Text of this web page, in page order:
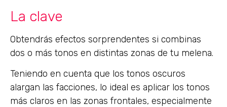
La clave
Obtendrás efectos sorprendentes si combinas
dos o más tonos en distintas zonas de tu melena.
Teniendo en cuenta que los tonos oscuros
alargan las facciones, lo ideal es aplicar los tonos
más claros en las zonas frontales, especialmente